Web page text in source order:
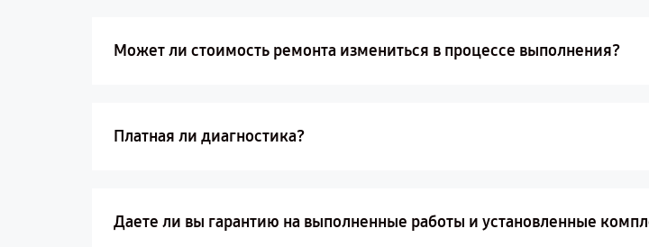
Может ли стоимость ремонта измениться в процессе выполнения?
Платная ли диагностика?
Даете ли вы гарантию на выполненные работы и установленные